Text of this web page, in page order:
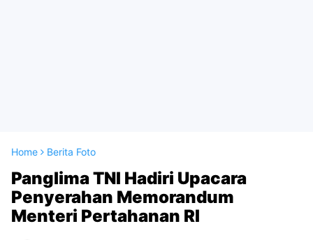
Home Berita Foto
Panglima TNI Hadiri Upacara
Penyerahan Memorandum
Menteri Pertahanan RI